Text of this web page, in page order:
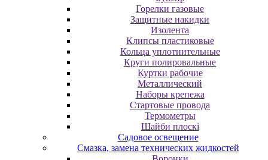
Горелки газовые
Защитные накидки
Изолента
Клипсы пластиковые
Кольца уплотнительные
Круги полировальные
Куртки рабочие
Металлический
Наборы крепежа
Стартовые провода
Термометры
Шайби плоскі
Садовое освещение
Смазка, замена технических жидкостей